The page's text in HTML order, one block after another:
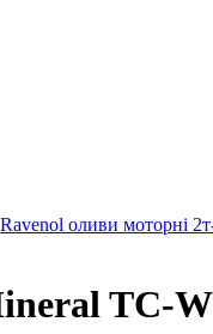
Ravenol оливи моторні
TC-